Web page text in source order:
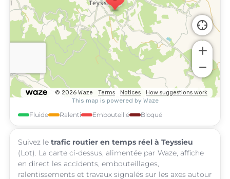
Fluide Ralenti Embouteillé Bloqué
Suivez le trafic routier en temps réel à Teyssieu
(Lot). La carte ci-dessus, alimentée par Waze, affiche
en direct les accidents, embouteillages,
ralentissements et travaux signalés sur les axes autour